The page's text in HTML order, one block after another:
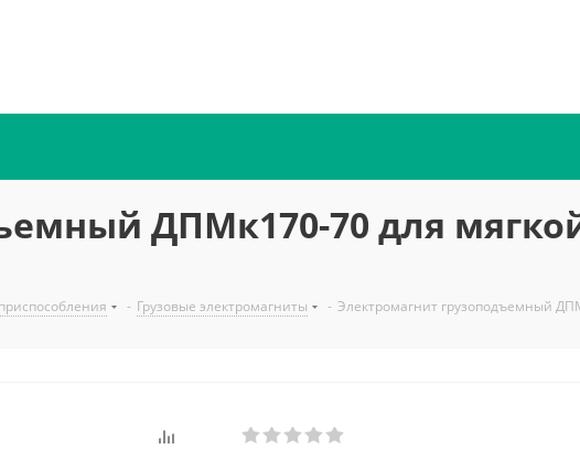
ДПМк170-70 для
- Грузовые электромагниты - Электромагнит грузоподъемный